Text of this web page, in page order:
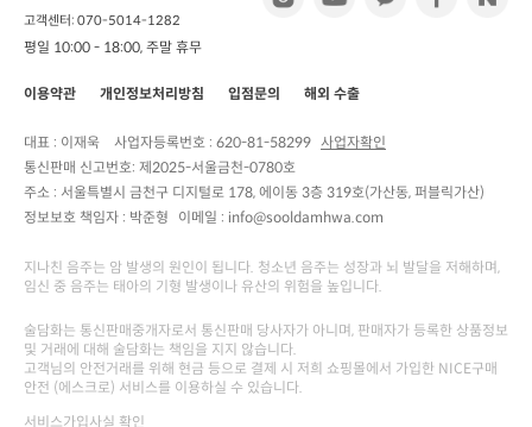
고객센터: 070-5014-1282
평일 10:00 - 18:00, 주말 휴무
이용약관 개인정보처리방침 입점문의 해외 수출
대표 : 이재욱 사업자등록번호 : 620-81-58299 사업자확인
통신판매 신고번호: 제2025-서울금천-0780호
주소 : 서울특별시 금천구 디지털로 178, 에이동 3층 319호(가산동, 퍼블릭가산)
정보보호 책임자 : 박준형 이메일 : info@sooldamhwa.com
지나친 음주는 암 발생의 원인이 됩니다. 청소년 음주는 성장과 뇌 발달을 저해하며,
임신 중 음주는 태아의 기형 발생이나 유산의 위험을 높입니다.
술담화는 통신판매중개자로서 통신판매 당사자가 아니며, 판매자가 등록한 상품정보
및 거래에 대해 술담화는 책임을 지지 않습니다.
고객님의 안전거래를 위해 현금 등으로 결제 시 저희 쇼핑몰에서 가입한 NICE구매
안전 (에스크로) 서비스를 이용하실 수 있습니다.
서비스가입사실 확인